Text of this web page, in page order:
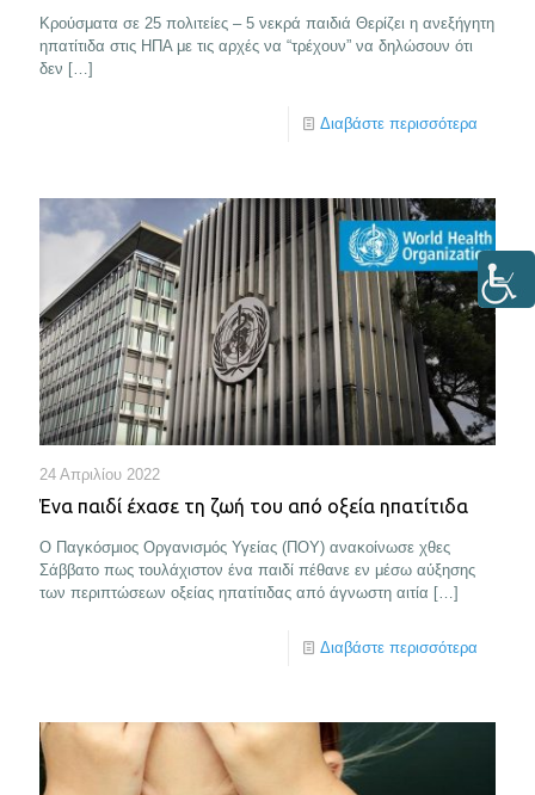
Κρούσματα σε 25 πολιτείες – 5 νεκρά παιδιά Θερίζει η ανεξήγητη
ηπατίτιδα στις ΗΠΑ με τις αρχές να “τρέχουν” να δηλώσουν ότι
δεν […]
Διαβάστε περισσότερα
24 Απριλίου 2022
Ένα παιδί έχασε τη ζωή του από οξεία ηπατίτιδα
Ο Παγκόσμιος Οργανισμός Υγείας (ΠΟΥ) ανακοίνωσε χθες
Σάββατο πως τουλάχιστον ένα παιδί πέθανε εν μέσω αύξησης
των περιπτώσεων οξείας ηπατίτιδας από άγνωστη αιτία […]
Διαβάστε περισσότερα